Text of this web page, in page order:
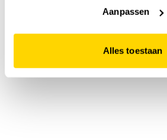
website niet optimaal functioneert.
Aanpassen
Alles toestaan